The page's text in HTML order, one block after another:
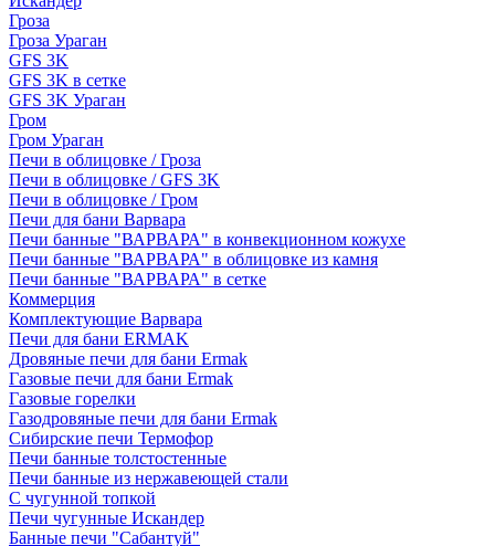
Гроза
Гроза Ураган
GFS 3K
GFS 3K в сетке
GFS 3K Ураган
Гром
Гром Ураган
Печи в облицовке / Гроза
Печи в облицовке / GFS 3K
Печи в облицовке / Гром
Печи для бани Варвара
Печи банные "ВАРВАРА" в конвекционном кожухе
Печи банные "ВАРВАРА" в облицовке из камня
Печи банные "ВАРВАРА" в сетке
Коммерция
Комплектующие Варвара
Печи для бани ERMAK
Дровяные печи для бани Ermak
Газовые печи для бани Ermak
Газовые горелки
Газодровяные печи для бани Ermak
Сибирские печи Термофор
Печи банные толстостенные
Печи банные из нержавеющей стали
С чугунной топкой
Печи чугунные Искандер
Банные печи "Сабантуй"